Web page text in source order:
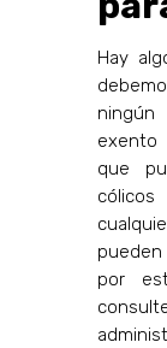
Hay
exento
que
por